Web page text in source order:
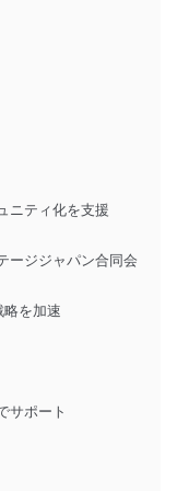
ニティ化を支援
ージジャパン合同会
略を加速
サポート